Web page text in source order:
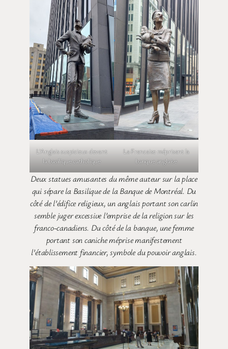
L’Anglais suspicieux devant
la basilique catholique
La Francaise méprisant la
banque anglaise
Deux statues amusantes du même auteur sur la place
qui sépare la Basilique de la Banque de Montréal. Du
côté de l’édifice religieux, un anglais portant son carlin
semble juger excessive l’emprise de la religion sur les
franco-canadiens. Du côté de la banque, une femme
portant son caniche méprise manifestement
l’établissement financier, symbole du pouvoir anglais.